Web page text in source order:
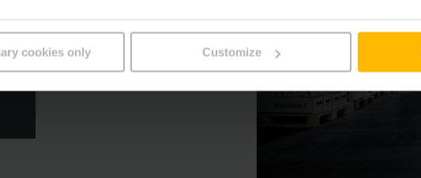
cookies only Customize
groot aantal containers van
met directe toegang tot alle